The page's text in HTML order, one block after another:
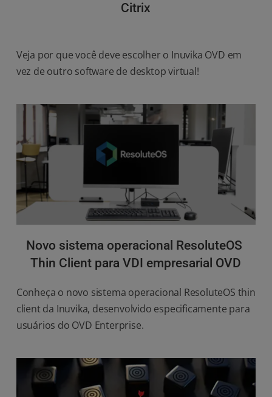
Citrix
Veja por que você deve escolher o Inuvika OVD em
vez de outro software de desktop virtual!
Novo sistema operacional ResoluteOS
Thin Client para VDI empresarial OVD
Conheça o novo sistema operacional ResoluteOS thin
client da Inuvika, desenvolvido especificamente para
usuários do OVD Enterprise.